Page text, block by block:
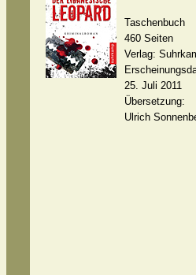
Taschenbuch
460 Seiten
Verlag:
25. Juli 2011
Übersetzung:
Ulrich